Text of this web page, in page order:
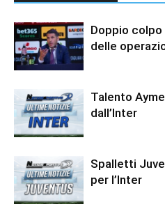
Doppio
delle
Talento
dall’Inter
Spalletti
per l’Inter